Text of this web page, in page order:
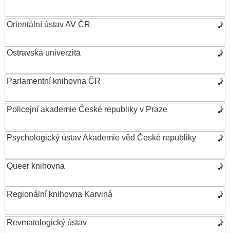
Orientální ústav AV ČR
Ostravská univerzita
Parlamentní knihovna ČR
Policejní akademie České republiky v Praze
Psychologický ústav Akademie věd České republiky
Queer knihovna
Regionální knihovna Karviná
Revmatologický ústav